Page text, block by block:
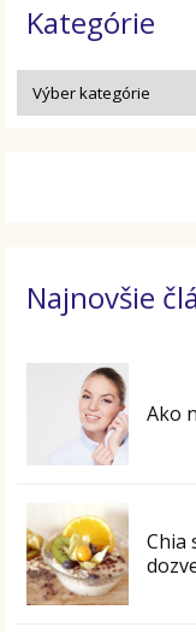
Kategórie
Najnovšie
Ako
Chia